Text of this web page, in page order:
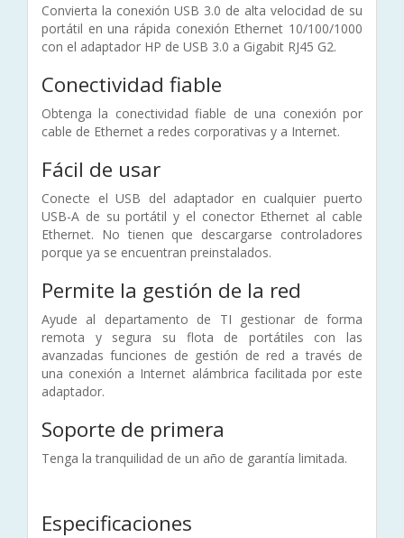
Convierta la conexión USB 3.0 de alta velocidad de su
portátil en una rápida conexión Ethernet 10/100/1000
con el adaptador HP de USB 3.0 a Gigabit RJ45 G2.
Conectividad fiable
Obtenga la conectividad fiable de una conexión por
cable de Ethernet a redes corporativas y a Internet.
Fácil de usar
Conecte el USB del adaptador en cualquier puerto
USB-A de su portátil y el conector Ethernet al cable
Ethernet. No tienen que descargarse controladores
porque ya se encuentran preinstalados.
Permite la gestión de la red
Ayude al departamento de TI gestionar de forma
remota y segura su flota de portátiles con las
avanzadas funciones de gestión de red a través de
una conexión a Internet alámbrica facilitada por este
adaptador.
Soporte de primera
Tenga la tranquilidad de un año de garantía limitada.
Especificaciones